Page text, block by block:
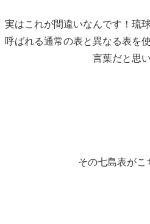
実はこれが間違いなんです！琉
呼ばれる通常の表と異なる表を
言葉だと思い
その七島表がこ